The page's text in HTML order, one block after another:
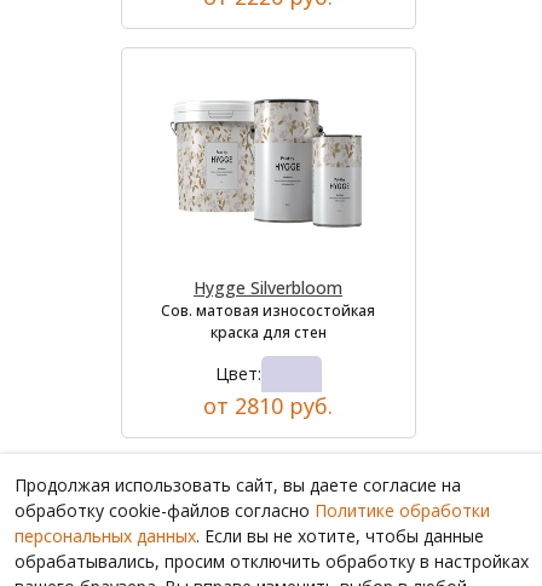
Hygge Silverbloom
Сов. матовая износостойкая
краска для стен
Цвет:
от 2810 руб.
Продолжая использовать сайт, вы даете согласие на
обработку cookie-файлов согласно Политике обработки
персональных данных. Если вы не хотите, чтобы данные
обрабатывались, просим отключить обработку в настройках